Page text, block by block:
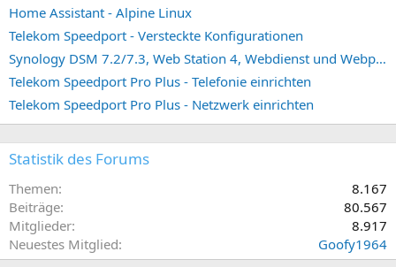
Home Assistant - Alpine Linux
Telekom Speedport - Versteckte Konfigurationen
Synology DSM 7.2/7.3, Web Station 4, Webdienst und Webportal erstellen (ehemals vHost)
Telekom Speedport Pro Plus - Telefonie einrichten
Telekom Speedport Pro Plus - Netzwerk einrichten
Statistik des Forums
Themen
8.167
Beiträge
80.567
Mitglieder
8.917
Neuestes Mitglied
Goofy1964